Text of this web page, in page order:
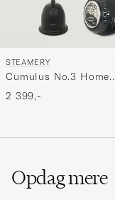
STEAMERY
Cumulus No.3 Home
Steamer & Pilo Fabric
Shaver Set
2 399,-
Opdag mere